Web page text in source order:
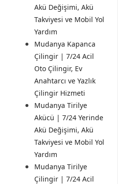
Akü Değişimi, Akü
Takviyesi ve Mobil Yol
Yardım
Mudanya Kapanca
Çilingir | 7/24 Acil
Oto Çilingir, Ev
Anahtarcı ve Yazlık
Çilingir Hizmeti
Mudanya Tirilye
Akücü | 7/24 Yerinde
Akü Değişimi, Akü
Takviyesi ve Mobil Yol
Yardım
Mudanya Tirilye
Çilingir | 7/24 Acil